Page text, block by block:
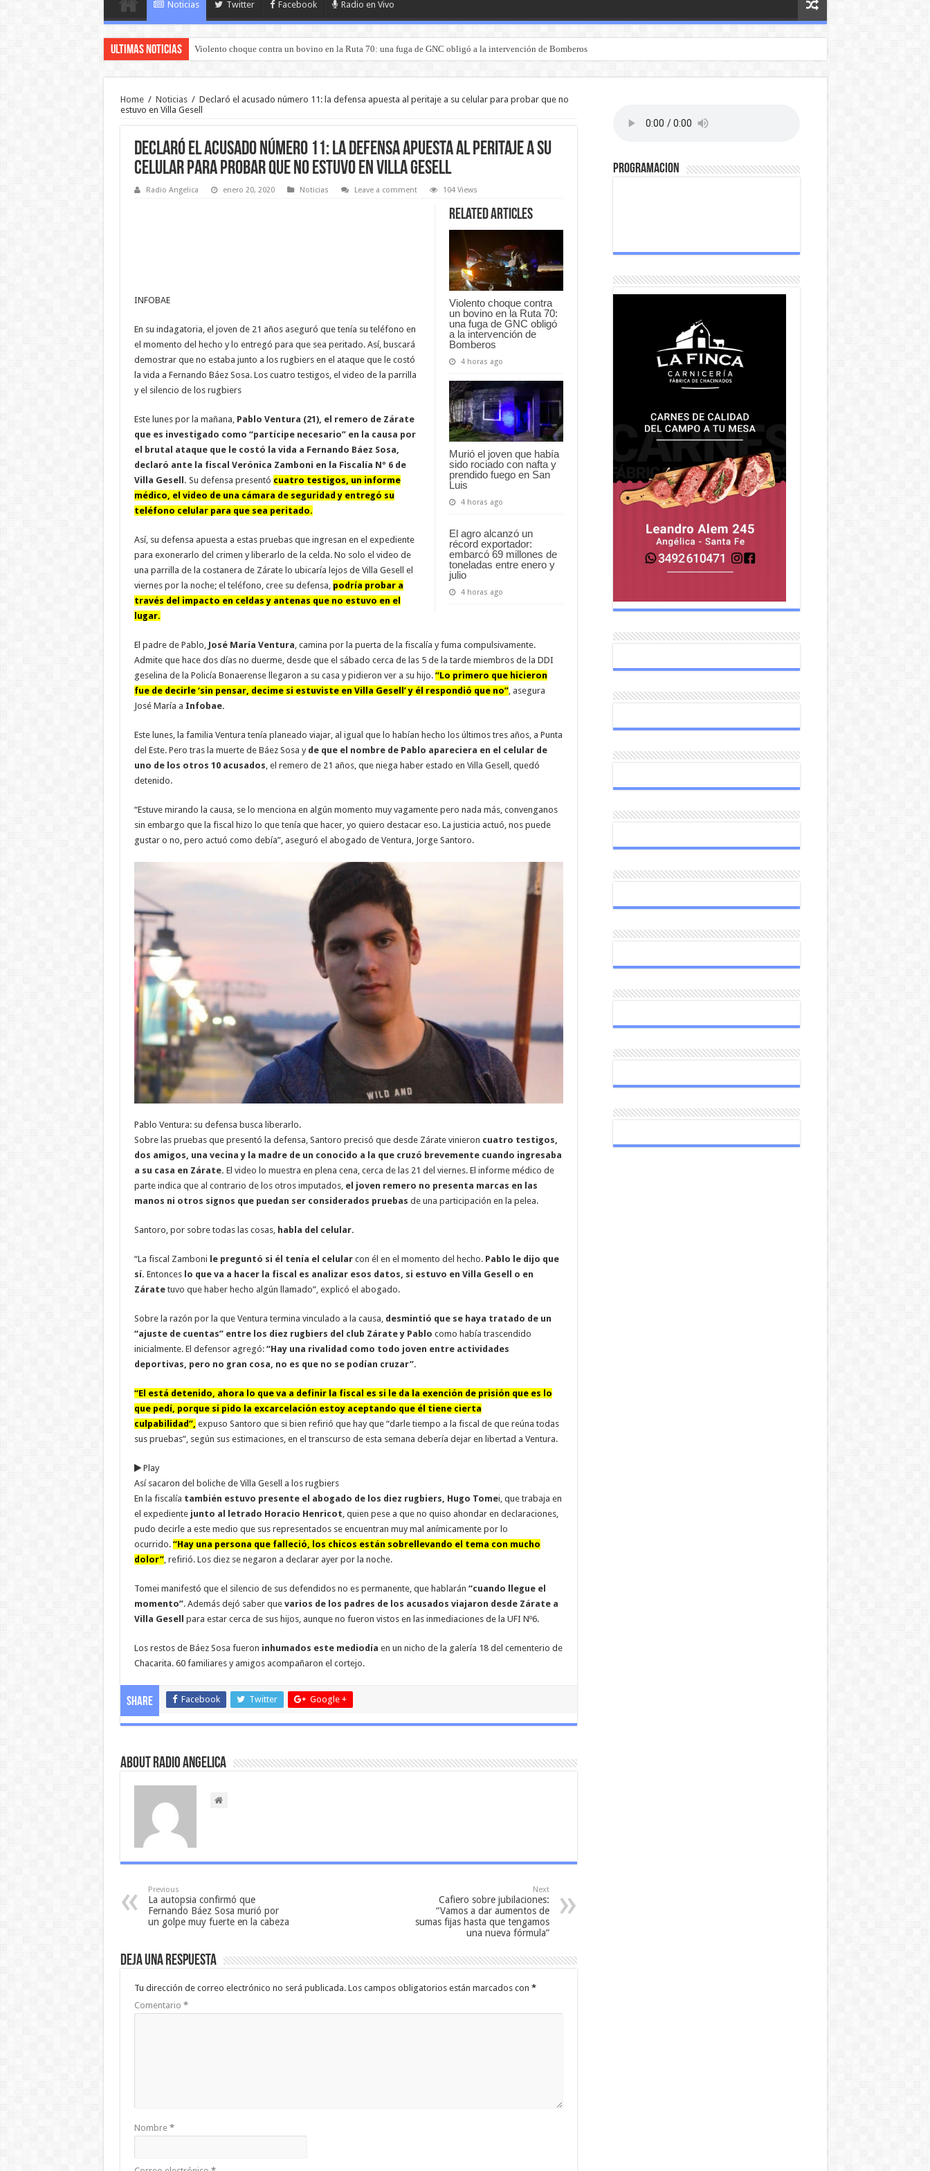
Noticias Twitter Facebook Radio en Vivo
Ultimas Noticias Murió el joven que había sido rociado con nafta y prendido fuego en San Luis
Home / Noticias / Declaró el acusado número 11: la defensa apuesta al peritaje a su celular para probar que no
estuvo en Villa Gesell
Declaró el acusado número 11: la defensa apuesta al peritaje a su
celular para probar que no estuvo en Villa Gesell
Radio Angelica enero 20, 2020 Noticias Leave a comment 104 Views
Related Articles
Violento choque contra
un bovino en la Ruta 70:
una fuga de GNC obligó
a la intervención de
Bomberos
4 horas ago
Murió el joven que había
sido rociado con nafta y
prendido fuego en San
Luis
4 horas ago
El agro alcanzó un
récord exportador:
embarcó 69 millones de
toneladas entre enero y
julio
4 horas ago
INFOBAE
En su indagatoria, el joven de 21 años aseguró que tenía su teléfono en
el momento del hecho y lo entregó para que sea peritado. Así, buscará
demostrar que no estaba junto a los rugbiers en el ataque que le costó
la vida a Fernando Báez Sosa. Los cuatro testigos, el video de la parrilla
y el silencio de los rugbiers
Este lunes por la mañana, Pablo Ventura (21), el remero de Zárate
que es investigado como “partícipe necesario” en la causa por
el brutal ataque que le costó la vida a Fernando Báez Sosa,
declaró ante la fiscal Verónica Zamboni en la Fiscalía Nº 6 de
Villa Gesell. Su defensa presentó cuatro testigos, un informe
médico, el video de una cámara de seguridad y entregó su
teléfono celular para que sea peritado.
Así, su defensa apuesta a estas pruebas que ingresan en el expediente
para exonerarlo del crimen y liberarlo de la celda. No solo el video de
una parrilla de la costanera de Zárate lo ubicaría lejos de Villa Gesell el
viernes por la noche; el teléfono, cree su defensa, podría probar a
través del impacto en celdas y antenas que no estuvo en el
lugar.
El padre de Pablo, José María Ventura, camina por la puerta de la fiscalía y fuma compulsivamente.
Admite que hace dos días no duerme, desde que el sábado cerca de las 5 de la tarde miembros de la DDI
geselina de la Policía Bonaerense llegaron a su casa y pidieron ver a su hijo. “Lo primero que hicieron
fue de decirle ‘sin pensar, decime si estuviste en Villa Gesell’ y él respondió que no”, asegura
José María a Infobae.
Este lunes, la familia Ventura tenía planeado viajar, al igual que lo habían hecho los últimos tres años, a Punta
del Este. Pero tras la muerte de Báez Sosa y de que el nombre de Pablo apareciera en el celular de
uno de los otros 10 acusados, el remero de 21 años, que niega haber estado en Villa Gesell, quedó
detenido.
“Estuve mirando la causa, se lo menciona en algún momento muy vagamente pero nada más, convenganos
sin embargo que la fiscal hizo lo que tenía que hacer, yo quiero destacar eso. La justicia actuó, nos puede
gustar o no, pero actuó como debía”, aseguró el abogado de Ventura, Jorge Santoro.
Pablo Ventura: su defensa busca liberarlo.
Sobre las pruebas que presentó la defensa, Santoro precisó que desde Zárate vinieron cuatro testigos,
dos amigos, una vecina y la madre de un conocido a la que cruzó brevemente cuando ingresaba
a su casa en Zárate. El video lo muestra en plena cena, cerca de las 21 del viernes. El informe médico de
parte indica que al contrario de los otros imputados, el joven remero no presenta marcas en las
manos ni otros signos que puedan ser considerados pruebas de una participación en la pelea.
Santoro, por sobre todas las cosas,habla del celular.
“La fiscal Zamboni le preguntó si él tenía el celularcon él en el momento del hecho. Pablo le dijo que
sí. Entonceslo que va a hacer la fiscal es analizar esos datos, si estuvo en Villa Gesell o en
Záratetuvo que haber hecho algún llamado”, explicó el abogado.
Sobre la razón por la que Ventura termina vinculado a la causa,desmintió que se haya tratado de un
“ajuste de cuentas” entre los diez rugbiers del club Zárate y Pablo como había trascendido
inicialmente. El defensor agregó: “Hay una rivalidad como todo joven entre actividades
deportivas, pero no gran cosa, no es que no se podían cruzar”.
“El está detenido, ahora lo que va a definir la fiscal es si le da la exención de prisión que es lo
que pedí, porque si pido la excarcelación estoy aceptando que él tiene cierta
culpabilidad”, expuso Santoro que si bien refirió que hay que “darle tiempo a la fiscal de que reúna todas
sus pruebas”, según sus estimaciones, en el transcurso de esta semana debería dejar en libertad a Ventura.
Play
Así sacaron del boliche de Villa Gesell a los rugbiers
En la fiscalía también estuvo presente el abogado de los diez rugbiers, Hugo Tomei, que trabaja en
el expediente junto al letrado Horacio Henricot, quien pese a que no quiso ahondar en declaraciones,
pudo decirle a este medio que sus representados se encuentran muy mal anímicamente por lo
ocurrido. “Hay una persona que falleció, los chicos están sobrellevando el tema con mucho
dolor”, refirió. Los diez se negaron a declarar ayer por la noche.
Tomei manifestó que el silencio de sus defendidos no es permanente, que hablarán “cuando llegue el
momento”. Además dejó saber que varios de los padres de los acusados viajaron desde Zárate a
Villa Gesell para estar cerca de sus hijos, aunque no fueron vistos en las inmediaciones de la UFI Nº6.
Los restos de Báez Sosa fueron inhumados este mediodía en un nicho de la galería 18 del cementerio de
Chacarita. 60 familiares y amigos acompañaron el cortejo.
Share Facebook Twitter Google +
About Radio Angelica
Previous
La autopsia confirmó que
Fernando Báez Sosa murió por
un golpe muy fuerte en la cabeza
Next
Cafiero sobre jubilaciones:
“Vamos a dar aumentos de
sumas fijas hasta que tengamos
una nueva fórmula”
Deja una respuesta
Tu dirección de correo electrónico no será publicada. Los campos obligatorios están marcados con *
Comentario *
Nombre *
PROGRAMACION